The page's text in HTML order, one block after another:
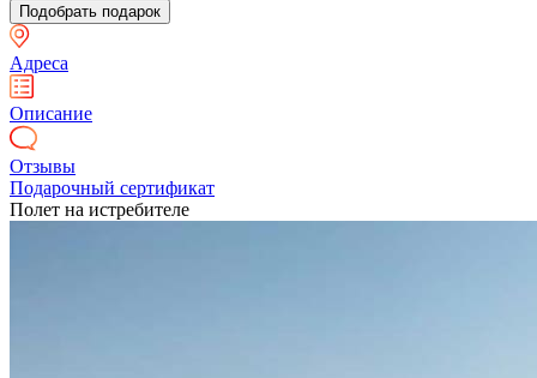
Адреса
Описание
Отзывы
Подарочный сертификат
Полет на истребителе